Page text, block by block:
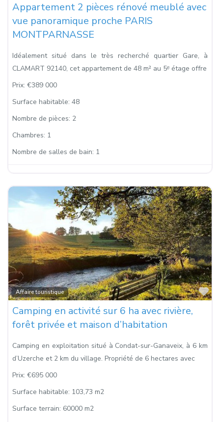
Appartement 2 pièces rénové meublé avec
vue panoramique proche PARIS
MONTPARNASSE
Idéalement situé dans le très recherché quartier Gare, à
CLAMART 92140, cet appartement de 48 m² au 5ᵉ étage offre
Prix: €389 000
Surface habitable: 48
Nombre de pièces: 2
Chambres: 1
Nombre de salles de bain: 1
Affaire touristique
Camping en activité sur 6 ha avec rivière,
forêt privée et maison d’habitation
Camping en exploitation situé à Condat-sur-Ganaveix, à 6 km
d’Uzerche et 2 km du village. Propriété de 6 hectares avec
Prix: €695 000
Surface habitable: 103,73 m2
Surface terrain: 60000 m2